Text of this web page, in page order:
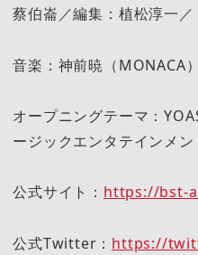
蔡伯崙／編集：植松淳一／
音楽：神前暁（MONACA
オープニングテーマ：
ージックエンタテインメン
公式サイト： https://bst-
公式Twitter： https://